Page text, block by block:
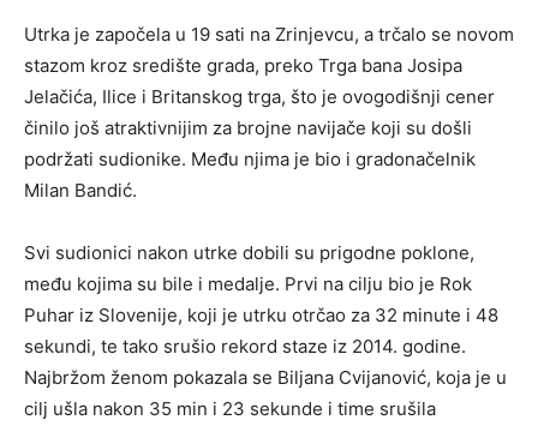
Utrka je započela u 19 sati na Zrinjevcu, a trčalo se novom
stazom kroz središte grada, preko Trga bana Josipa
Jelačića, Ilice i Britanskog trga, što je ovogodišnji cener
činilo još atraktivnijim za brojne navijače koji su došli
podržati sudionike. Među njima je bio i gradonačelnik
Milan Bandić.
Svi sudionici nakon utrke dobili su prigodne poklone,
među kojima su bile i medalje. Prvi na cilju bio je Rok
Puhar iz Slovenije, koji je utrku otrčao za 32 minute i 48
sekundi, te tako srušio rekord staze iz 2014. godine.
Najbržom ženom pokazala se Biljana Cvijanović, koja je u
cilj ušla nakon 35 min i 23 sekunde i time srušila